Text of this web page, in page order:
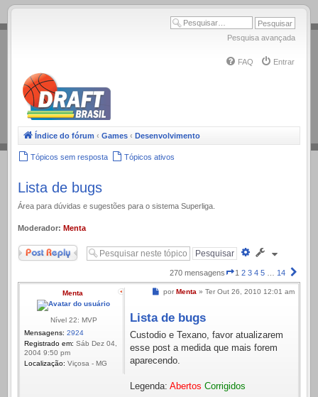
.
Pesquisa avançada
FAQ Entrar
Índice do fórum ‹ Games ‹ Desenvolvimento
Tópicos sem resposta Tópicos ativos
Lista de bugs
Área para dúvidas e sugestões para o sistema Superliga.
Moderador: Menta
Responder
Pesquisa
270 mensagens Página
1
de
1 2 3 4 5 14
Menta
Nível 22: MVP
Mensagens: 2924
Registrado em: Sáb Dez 04,
2004 9:50 pm
Localização: Viçosa - MG
Mensagem
por Menta » Ter Out 26, 2010 12:01 am
Lista de bugs
Custodio e Texano, favor atualizarem
esse post a medida que mais forem
aparecendo.
Legenda: Abertos Corrigidos